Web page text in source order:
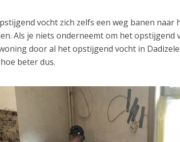
vocht zich zelfs een weg banen naar
Als je niets onderneemt om het
door al het opstijgend vocht in
beter dus.